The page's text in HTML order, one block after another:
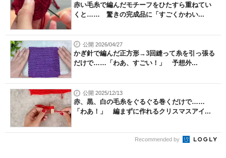
赤い毛糸で編んだモチーフをひたすら重ねてい
くと…… 驚きの完成品に「すごくかわい...
公開 2026/04/27
かぎ針で編んだ正方形→3回縫って糸を引っ張る
だけで……「わあ、すごい！」 予想外...
公開 2025/12/13
赤、黒、白の毛糸をぐるぐる巻くだけで……
「わあ！」 編まずに作れるクリスマスアイ...
Recommended by